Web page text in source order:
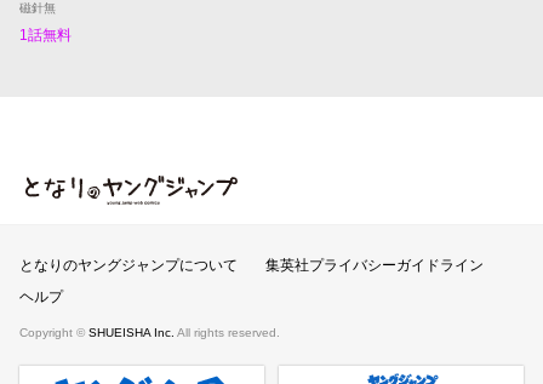
磁針無
1話無料
となりのヤングジャンプ
となりのヤングジャンプについて
集英社プライバシーガイドライン
ヘルプ
Copyright © SHUEISHA Inc. All rights reserved.
ヤンジャンプラス 週刊ヤングジャンプ公式サイト